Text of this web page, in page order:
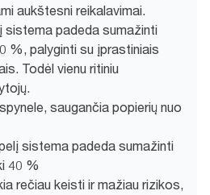
aukštesni reikalavimai.
sistema padeda sumažinti
%, palyginti su įprastiniais
Todėl vienu ritiniu
saugančia popierių nuo
sistema padeda sumažinti
40 %
rečiau keisti ir mažiau rizikos,